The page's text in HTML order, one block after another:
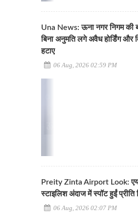
Una News: ऊना नगर निगम की
बिना अनुमति लगे अवैध होर्डिंग और
हटाए
06 Aug, 2026 02:59 PM
Preity Zinta Airport Look:
स्टाइलिश अंदाज में स्पॉट हुईं प्रीति
06 Aug, 2026 02:07 PM